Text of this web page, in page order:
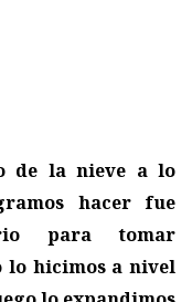
de la nieve a lo
hacer fue
para tomar
hicimos a nivel